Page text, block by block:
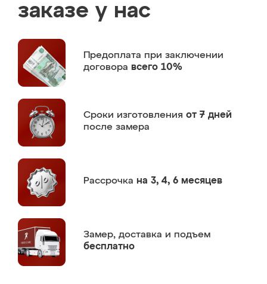
заказе у нас
Предоплата при заключении
договора всего 10%
Сроки изготовления от 7 дней
после замера
Рассрочка на 3, 4, 6 месяцев
Замер, доставка и подъем
бесплатно